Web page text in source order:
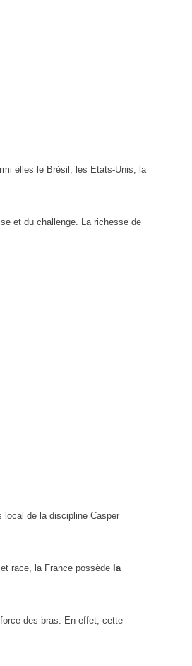
elles le Brésil, les Etats-Unis, la
et du challenge. La richesse de
local de la discipline Casper
race, la France possède la
des bras. En effet, cette